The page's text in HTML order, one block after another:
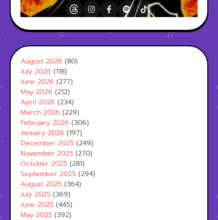
August 2026 (80)
July 2026 (118)
June 2026 (277)
May 2026 (212)
April 2026 (234)
March 2026 (229)
February 2026 (306)
January 2026 (197)
December 2025 (249)
November 2025 (270)
October 2025 (281)
September 2025 (294)
August 2025 (364)
July 2025 (369)
June 2025 (445)
May 2025 (392)